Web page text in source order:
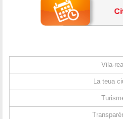
Vila-real
La teua